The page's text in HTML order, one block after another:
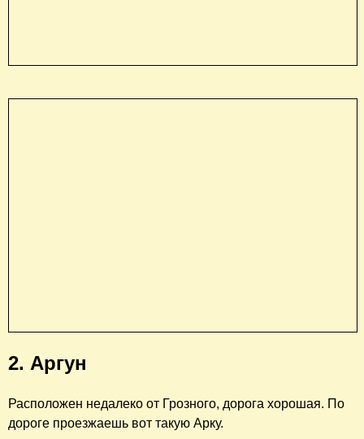
2. Аргун
Расположен недалеко от Грозного, дорога хорошая. По
дороге проезжаешь вот такую Арку.